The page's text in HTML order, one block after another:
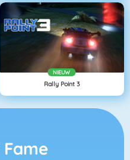
NIEUW
Rally Point 3
Fame